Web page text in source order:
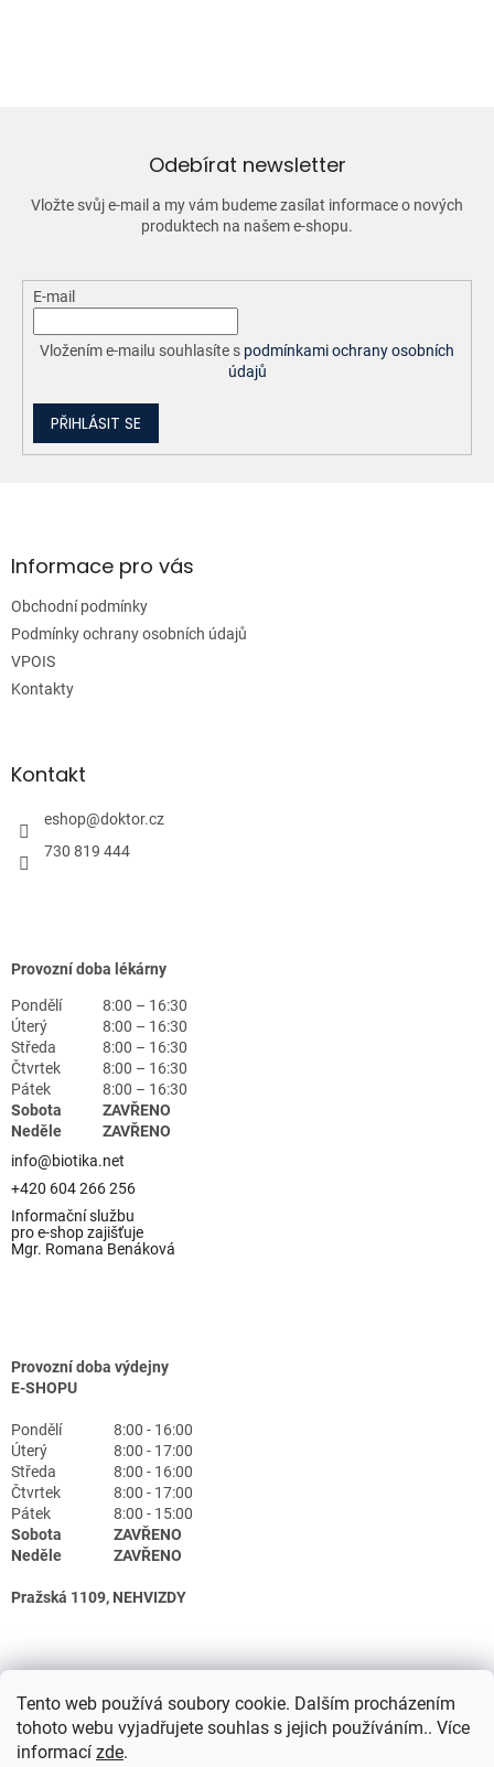
Tento web používá soubory cookie. Dalším procházením
tohoto webu vyjadřujete souhlas s jejich používáním.. Více
informací zde.
Odebírat newsletter
Vložte svůj e-mail a my vám budeme zasílat informace o nových
produktech na našem e-shopu.
E-mail
Vložením e-mailu souhlasíte s podmínkami ochrany osobních
údajů
PŘIHLÁSIT SE
aInformace pro vás
Obchodní podmínky
Podmínky ochrany osobních údajů
VPOIS
Kontakty
Kontakt
eshop@doktor.cz
730 819 444
Provozní doba lékárny
Pondělí
8:00 – 16:30
Úterý
8:00 – 16:30
Středa
8:00 – 16:30
Čtvrtek
8:00 – 16:30
Pátek
8:00 – 16:30
Sobota
ZAVŘENO
Neděle
ZAVŘENO
info@biotika.net
+420 604 266 256
Informační službu
pro e-shop zajišťuje
Mgr. Romana Benáková
Provozní doba výdejny
E-SHOPU
Pondělí
8:00 - 16:00
Úterý
8:00 - 17:00
Středa
8:00 - 16:00
Čtvrtek
8:00 - 17:00
Pátek
8:00 - 15:00
Sobota
ZAVŘENO
Neděle
ZAVŘENO
Pražská 1109, NEHVIZDY